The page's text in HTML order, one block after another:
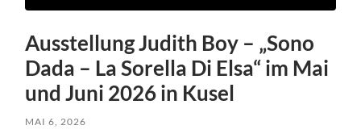
Ausstellung Judith Boy – „Sono
Dada – La Sorella Di Elsa“ im Mai
und Juni 2026 in Kusel
MAI 6, 2026